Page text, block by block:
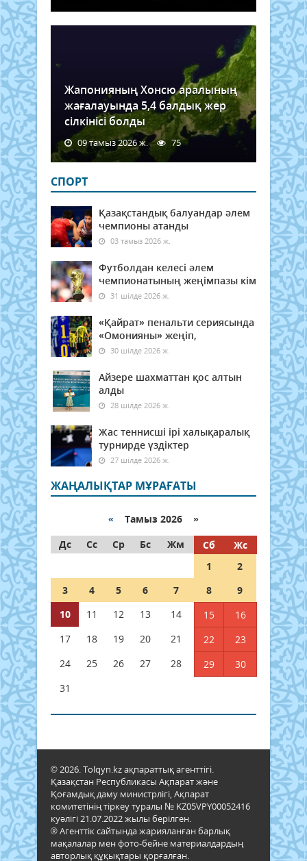
Жапонияның Хонсю аралының
жағалауында 5,4 балдық жер
сілкінісі болды
09 тамыз 2026 ж. 75
СПОРТ
Қазақстандық балуандар әлем
чемпионы атанды
03 тамыз 2026 ж.
Футболдан келесі әлем
чемпионатының жеңімпазы кім
31 шілде 2026 ж.
«Қайрат» пенальти сериясында
«Омонияны» жеңіп,
30 шілде 2026 ж.
Айзере шахматтан қос алтын
алды
28 шілде 2026 ж.
Жас теннисші ірі халықаралық
турнирде үздіктер
27 шілде 2026 ж.
ЖАҢАЛЫҚТАР МҰРАҒАТЫ
« Тамыз 2026 »
Дс
Сс Ср Бс Жм Сб
Жс
1
2
3
4 5 6 7 8
9
10
11 12 13 14 15
16
17
18 19 20 21 22
23
24
25 26 27 28 29
30
31
© 2026. Tolqyn.kz ақпараттық агенттігі.
Қазақстан Республикасы Ақпарат және
Қоғамдық даму министрлігі, Ақпарат
комитетінің тіркеу туралы № KZ05VPY00052416
куәлігі 21.07.2022 жылы берілген.
® Агенттік сайтында жарияланған барлық
мақалалар мен фото-бейне материалдардың
авторлық құқықтары қорғалған.